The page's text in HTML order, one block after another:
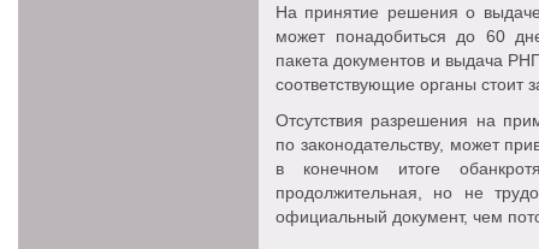
На принятие решения о
может понадобиться до 60
пакета документов и выдача
соответствующие органы стоит
Отсутствия разрешения на
по законодательству, может
в конечном итоге
продолжительная, но не
официальный документ, чем